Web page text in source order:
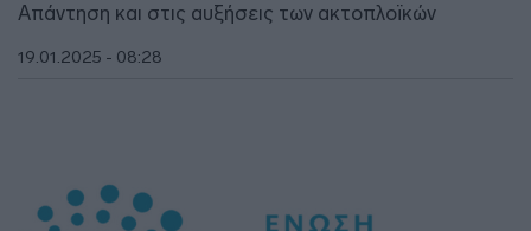
Απάντηση και στις αυξήσεις των ακτοπλοϊκών
19.01.2025 - 08:28